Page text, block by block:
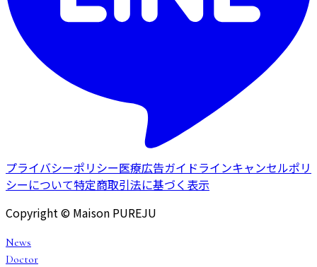
プライバシーポリシー医療広告ガイドラインキャンセルポリ
シーについて特定商取引法に基づく表示
Copyright © Maison PUREJU
News
Doctor